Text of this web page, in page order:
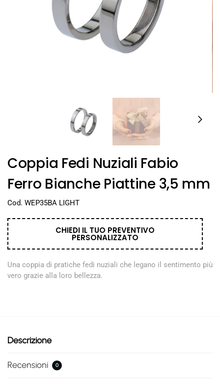
Coppia Fedi Nuziali Fabio
Ferro Bianche Piattine 3,5 mm
Cod. WEP35BA LIGHT
CHIEDI IL TUO PREVENTIVO
PERSONALIZZATO
Una coppia di pratiche fedi nuziali che legano il sentimento più
vero grazie alla loro bellezza.
Descrizione
Recensioni 0